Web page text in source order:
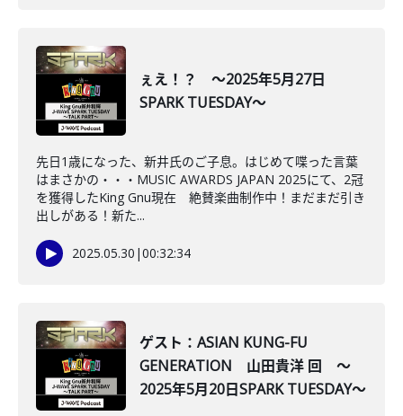
ぇえ！？ ～2025年5月27日
SPARK TUESDAY～
先日1歳になった、新井氏のご子息。はじめて喋った言葉
はまさかの・・・MUSIC AWARDS JAPAN 2025にて、2冠
を獲得したKing Gnu現在 絶賛楽曲制作中！まだまだ引き
出しがある！新た...
2025.05.30 |00:32:34
ゲスト：ASIAN KUNG-FU
GENERATION 山田貴洋 回 ～
2025年5月20日SPARK TUESDAY～